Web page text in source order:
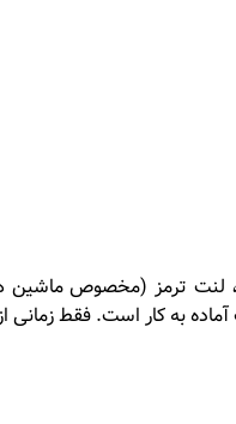
ترمز (مخصوص ماشین
به کار است. فقط زمانی